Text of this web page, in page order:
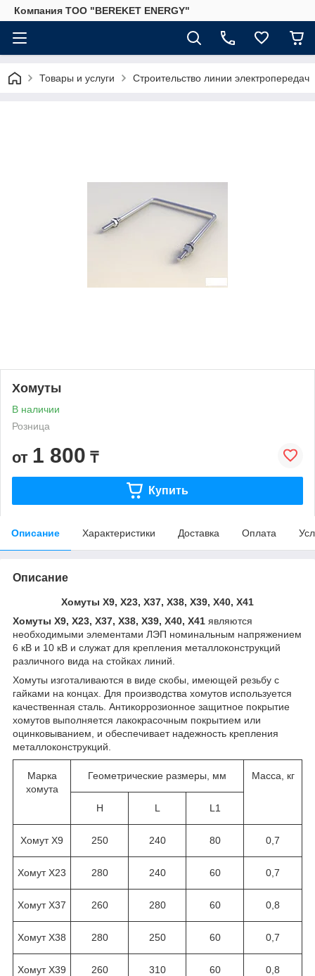
Компания ТОО "BEREKET ENERGY"
Товары и услуги Строительство линии электропередач
Хомуты
В наличии
Розница
от 1 800 ₸
Купить
Описание Характеристики Доставка Оплата
Описание
Хомуты Х9, Х23, Х37, Х38, Х39, Х40, Х41
Хомуты Х9, Х23, Х37, Х38, Х39, Х40, Х41 являются
необходимыми элементами ЛЭП номинальным напряжением
6 кВ и 10 кВ и служат для крепления металлоконструкций
различного вида на стойках линий.
Хомуты изготаливаются в виде скобы, имеющей резьбу с
гайками на концах. Для производства хомутов используется
качественная сталь. Антикоррозионное защитное покрытие
хомутов выполняется лакокрасочным покрытием или
оцинковыванием, и обеспечивает надежность крепления
металлоконструкций.
Марка
хомута
Геометрические размеры, мм Масса, кг
Н L L 1
Хомут Х9 250 240 80 0,7
Хомут Х23 280 240 60 0,7
Хомут Х37 260 280 60 0,8
Хомут Х38 280 250 60 0,7
Хомут Х39 260 310 60 0,8